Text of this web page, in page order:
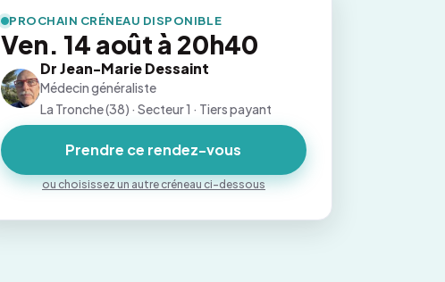
PROCHAIN CRÉNEAU DISPONIBLE
Ven. 14 août à 20h40
Dr Jean-Marie Dessaint
Médecin généraliste
La Tronche (38) · Secteur 1 · Tiers payant
Prendre ce rendez-vous
ou choisissez un autre créneau ci-dessous